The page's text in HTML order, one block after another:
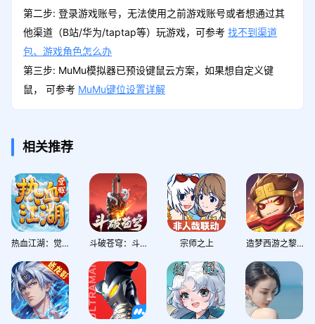
第二步: 登录游戏账号，无法使用之前游戏账号或者想通过其
他渠道（B站/华为/taptap等）玩游戏，可参考 找不到渠道
包、游戏角色怎么办
第三步: MuMu模拟器已预设键鼠云方案，如果想自定义键
鼠， 可参考 MuMu键位设置详解
相关推荐
热血江湖：觉醒 斗破苍穹：斗帝之路 宗师之上 造梦西游之黎尤浩劫篇